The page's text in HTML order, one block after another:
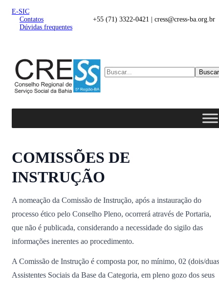
E-SIC
Contatos
Dúvidas frequentes
+55 (71) 3322-0421 | cress@cress-ba.org.br
Buscar
COMISSÕES DE
INSTRUÇÃO
A nomeação da Comissão de Instrução, após a instauração do
processo ético pelo Conselho Pleno, ocorrerá através de Portaria,
que não é publicada, considerando a necessidade do sigilo das
informações inerentes ao procedimento.
A Comissão de Instrução é composta por, no mínimo, 02 (dois/
Assistentes Sociais da Base da Categoria, em pleno gozo dos seus